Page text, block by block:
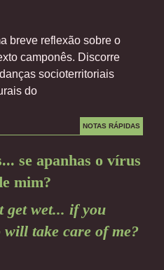
breve reflexão sobre o
camponês. Discorre
socioterritoriais
do
NOTAS RÁPIDAS
se apanhas o vírus
mim?
get wet... if you
take care of me?